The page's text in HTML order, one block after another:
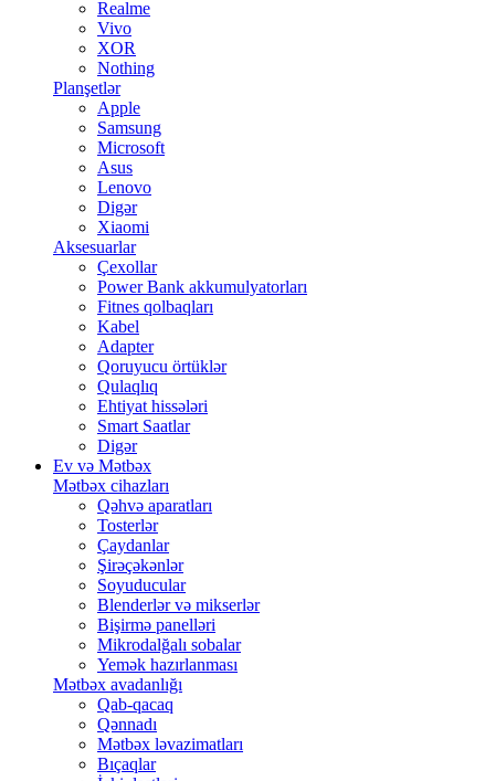
Realme
Vivo
XOR
Nothing
Planşetlər
Apple
Samsung
Microsoft
Asus
Lenovo
Digər
Xiaomi
Aksesuarlar
Çexollar
Power Bank akkumulyatorları
Fitnes qolbaqları
Kabel
Adapter
Qoruyucu örtüklər
Qulaqlıq
Ehtiyat hissələri
Smart Saatlar
Digər
Ev və Mətbəx
Mətbəx cihazları
Qəhvə aparatları
Tosterlər
Çaydanlar
Şirəçəkənlər
Soyuducular
Blenderlər və mikserlər
Bişirmə panelləri
Mikrodalğalı sobalar
Yemək hazırlanması
Mətbəx avadanlığı
Qab-qacaq
Qənnadı
Mətbəx ləvazimatları
Bıçaqlar